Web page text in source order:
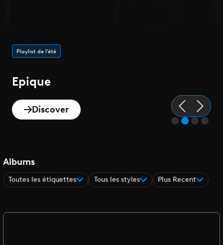
Playlist de l'été
Epique
Discover
Albums
Toutes les étiquettes Tous les styles Plus Recent